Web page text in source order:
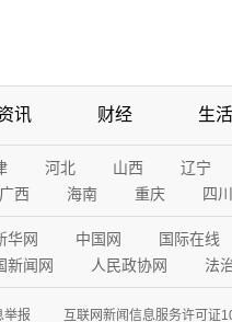
讯 财经 生活
河北 山西 辽宁
广西 海南 重庆 四川
华网 中国网 国际在线
新闻网 人民政协网 法
举报 互联网新闻信息服务许可证